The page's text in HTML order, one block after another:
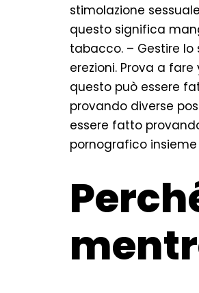
stimolazione
questo significa
tabacco. – Gestire lo
erezioni. Prova a
questo può essere
provando diverse
essere fatto
pornografico